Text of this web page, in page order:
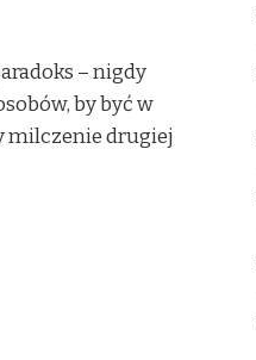
– nigdy
by być w
milczenie drugiej